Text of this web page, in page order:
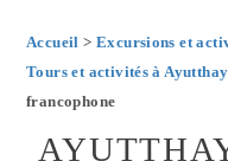
Accueil > Excursions et
Tours et activités à
francophone